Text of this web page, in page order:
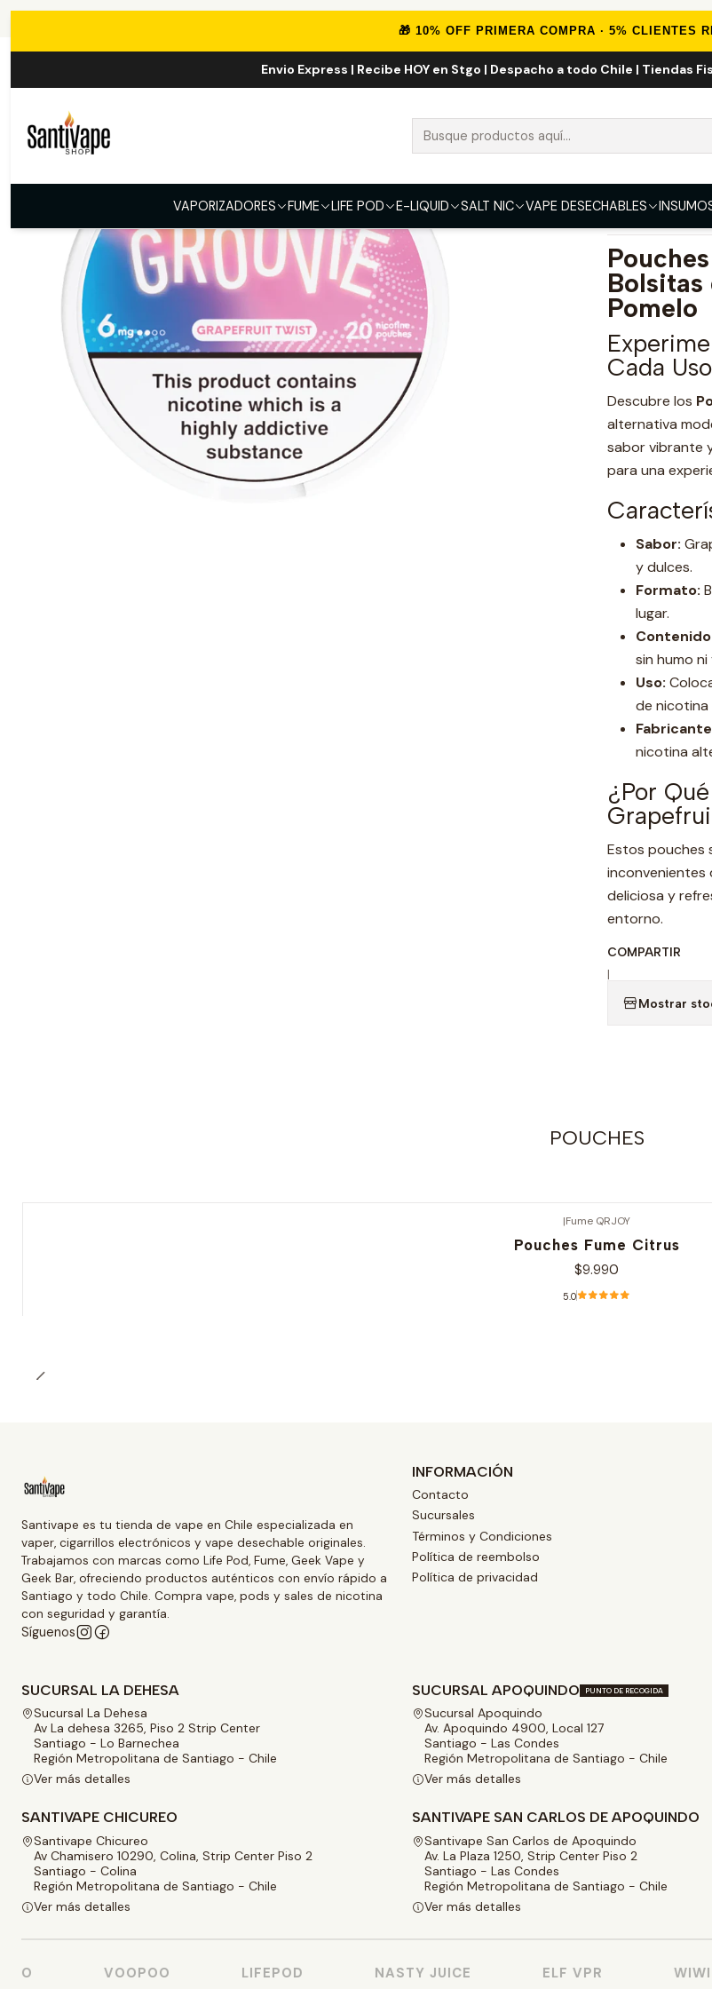
🎁 10% OFF PRIMERA COMPRA · 5% CLIENTES
Envio Express | Recibe HOY en Stgo | Despacho a todo Chile | Tiendas
VAPORIZADORES FUME LIFE POD E-LIQUID SALT NIC VAPE DESECHABLES
6mg
Bolsitas
Pomelo
Cada Uso
Descubre los
alternativa
sabor vibrante
para una
Sabor:
y dulces.
Formato:
lugar.
sin humo ni
Uso:
de nicotina
nicotina
¿Por
Estos pouches
inconvenientes
deliciosa y
entorno.
COMPARTIR
|
Mostrar
POUCHES
|Fume QRJOY
Pouches Fume Citrus
$9.990
5.0
Santivape es tu tienda de vape en Chile especializada en
vaper, cigarrillos electrónicos y vape desechable originales.
Trabajamos con marcas como Life Pod, Fume, Geek Vape y
Geek Bar, ofreciendo productos auténticos con envío rápido a
Santiago y todo Chile. Compra vape, pods y sales de nicotina
con seguridad y garantía.
Síguenos
INFORMACIÓN
Contacto
Sucursales
Términos y Condiciones
Política de reembolso
Política de privacidad
SUCURSAL LA DEHESA
Sucursal La Dehesa
Av La dehesa 3265, Piso 2 Strip Center
Santiago - Lo Barnechea
Región Metropolitana de Santiago - Chile
Ver más detalles
SUCURSAL APOQUINDO PUNTO DE RECOGIDA
Sucursal Apoquindo
Av. Apoquindo 4900, Local 127
Santiago - Las Condes
Región Metropolitana de Santiago - Chile
Ver más detalles
SANTIVAPE CHICUREO
Santivape Chicureo
Av Chamisero 10290, Colina, Strip Center Piso 2
Santiago - Colina
Región Metropolitana de Santiago - Chile
Ver más detalles
SANTIVAPE SAN CARLOS DE APOQUINDO
Santivape San Carlos de Apoquindo
Av. La Plaza 1250, Strip Center Piso 2
Santiago - Las Condes
Región Metropolitana de Santiago - Chile
Ver más detalles
VOOPOO LIFEPOD NASTY JUICE ELF VPR WIWI